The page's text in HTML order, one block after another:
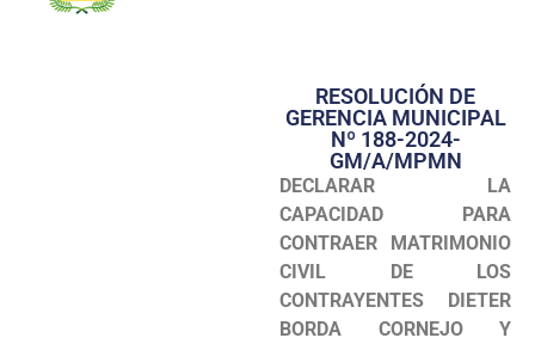
Transparencia
Seguridad
Programas
Intranet
RESOLUCIÓN DE
GERENCIA MUNICIPAL
Nº 188-2024-
GM/A/MPMN
DECLARAR LA
CAPACIDAD PARA
CONTRAER MATRIMONIO
CIVIL DE LOS
CONTRAYENTES DIETER
BORDA CORNEJO Y